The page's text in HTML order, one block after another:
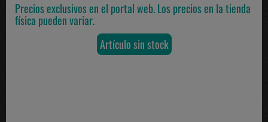
Precios exclusivos en el portal web. Los precios en la tienda
física pueden variar.
Artículo sin stock